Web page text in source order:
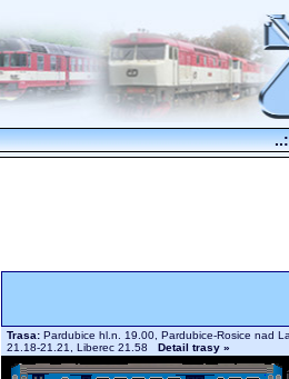
Trasa: Pardubice hl.n. 19.00, Pardubice-Rosice nad
21.18-21.21, Liberec 21.58 Detail trasy »